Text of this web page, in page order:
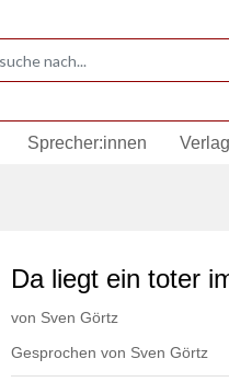
Sprecher:innen
Da liegt ein toter
von Sven Görtz
Gesprochen von Sven Görtz